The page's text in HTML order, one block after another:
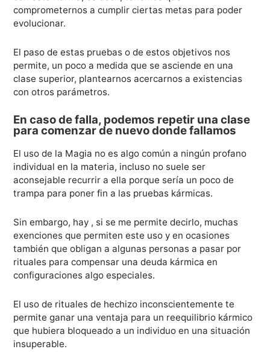
comprometernos a cumplir ciertas metas para poder
evolucionar.
El paso de estas pruebas o de estos objetivos nos
permite, un poco a medida que se asciende en una
clase superior, plantearnos acercarnos a existencias
con otros parámetros.
En caso de falla, podemos repetir una clase
para comenzar de nuevo donde fallamos
El uso de la Magia no es algo común a ningún profano
individual en la materia, incluso no suele ser
aconsejable recurrir a ella porque sería un poco de
trampa para poner fin a las pruebas kármicas.
Sin embargo, hay , si se me permite decirlo, muchas
exenciones que permiten este uso y en ocasiones
también que obligan a algunas personas a pasar por
rituales para compensar una deuda kármica en
configuraciones algo especiales.
El uso de rituales de hechizo inconscientemente te
permite ganar una ventaja para un reequilibrio kármico
que hubiera bloqueado a un individuo en una situación
insuperable.